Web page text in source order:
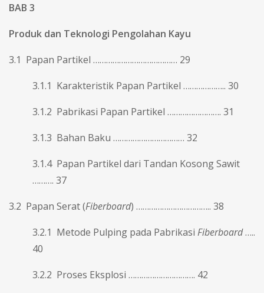
BAB 3
Produk dan Teknologi Pengolahan Kayu
3.1 Papan Partikel ………………………………… 29
3.1.1 Karakteristik Papan Partikel ……………….. 30
3.1.2 Pabrikasi Papan Partikel ……………………. 31
3.1.3 Bahan Baku …………………………… 32
3.1.4 Papan Partikel dari Tandan Kosong Sawit
………. 37
3.2 Papan Serat (Fiberboard) …………………………….. 38
3.2.1 Metode Pulping pada Pabrikasi Fiberboard…..
40
3.2.2 Proses Eksplosi …………………………. 42